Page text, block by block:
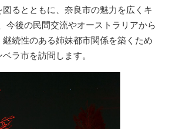
図るとともに、奈良市の魅力を広くキ
今後の民間交流やオーストラリアから
続性のある姉妹都市関係を築くため
ラ市を訪問します。